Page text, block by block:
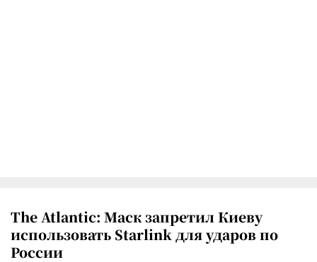
The Atlantic: Маск запретил Киеву
использовать Starlink для ударов по
России